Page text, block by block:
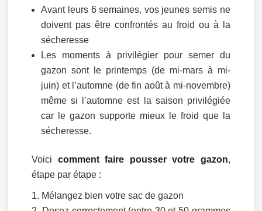
Avant leurs 6 semaines, vos jeunes semis ne
doivent pas être confrontés au froid ou à la
sécheresse
Les moments à privilégier pour semer du
gazon sont le printemps (de mi-mars à mi-
juin) et l’automne (de fin août à mi-novembre)
même si l’automne est la saison privilégiée
car le gazon supporte mieux le froid que la
sécheresse.
Voici comment faire pousser votre gazon,
étape par étape :
Mélangez bien votre sac de gazon